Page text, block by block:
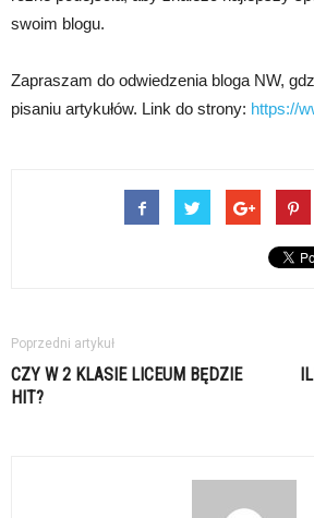
swoim blogu.
Zapraszam do odwiedzenia bloga NW,
pisaniu artykułów. Link do strony: https://
Poprzedni artykuł
CZY W 2 KLASIE LICEUM BĘDZIE
HIT?